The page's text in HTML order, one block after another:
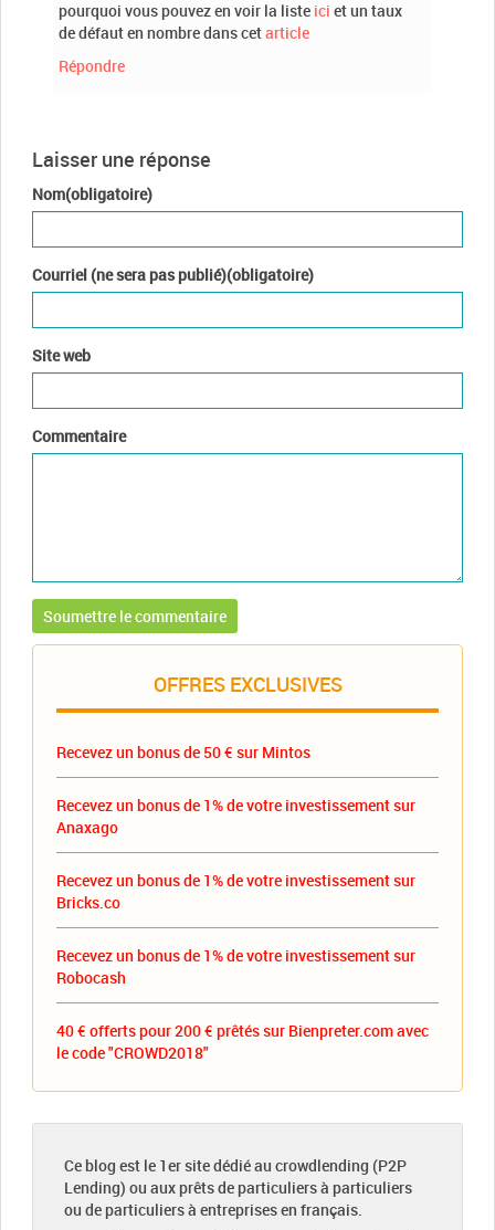
pourquoi vous pouvez en voir la liste ici et un taux
de défaut en nombre dans cetarticle
Répondre
Laisser une réponse
Nom(obligatoire)
Courriel (ne sera pas publié)(obligatoire)
Site web
Commentaire
OFFRES EXCLUSIVES
Recevez un bonus de 50 € sur Mintos
Recevez un bonus de 1% de votre investissement sur
Anaxago
Recevez un bonus de 1% de votre investissement sur
Bricks.co
Recevez un bonus de 1% de votre investissement sur
Robocash
40 € offerts pour 200 € prêtés sur Bienpreter.com avec
le code "CROWD2018"
Ce blog est le 1er site dédié au crowdlending (P2P
Lending) ou aux prêts de particuliers à particuliers
ou de particuliers à entreprises en français.